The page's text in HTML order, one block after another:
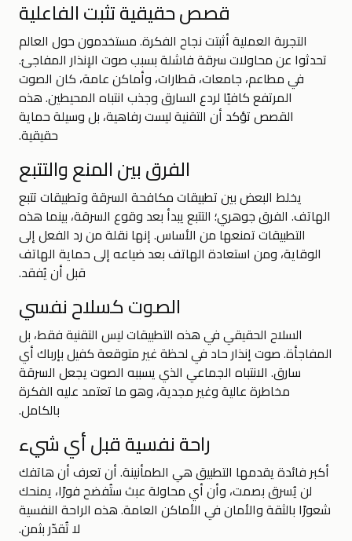
قصص حقيقية تثبت الفاعلية
التجربة العملية أثبتت نجاح الفكرة. مستخدمون حول العالم
تحدثوا عن محاولات سرقة فاشلة بسبب صوت الإنذار المفاجئ.
في مطاعم، جامعات، قطارات، وأماكن عامة، كان الصوت
المرتفع كافيًا لردع السارق وجذب انتباه المحيطين. هذه
القصص تؤكد أن التقنية ليست رفاهية، بل وسيلة حماية
حقيقية.
الفرق بين المنع والتتبع
يخلط البعض بين تطبيقات مكافحة السرقة وتطبيقات تتبع
الهاتف. الفرق جوهري؛ التتبع يبدأ بعد وقوع السرقة، بينما هذه
التطبيقات تمنعها من الأساس. إنها نقلة من رد الفعل إلى
الوقاية، ومن استعادة الهاتف بعد ضياعه إلى حماية الهاتف
قبل أن يُفقد.
الصوت كسلاح نفسي
السلاح الحقيقي في هذه التطبيقات ليس التقنية فقط، بل
المفاجأة. صوت إنذار حاد في لحظة غير متوقعة كفيل بإرباك أي
سارق. الانتباه الجماعي الذي يسببه الصوت يجعل السرقة
مخاطرة عالية وغير مجدية، وهو ما تعتمد عليه الفكرة
بالكامل.
راحة نفسية قبل أي شيء
أكبر فائدة يقدمها التطبيق هي الطمأنينة. أن تعرف أن هاتفك
لن يُسرق بصمت، وأن أي محاولة عبث ستُفضح فورًا، يمنحك
شعورًا بالثقة والأمان في الأماكن العامة. هذه الراحة النفسية
لا تُقدّر بثمن.